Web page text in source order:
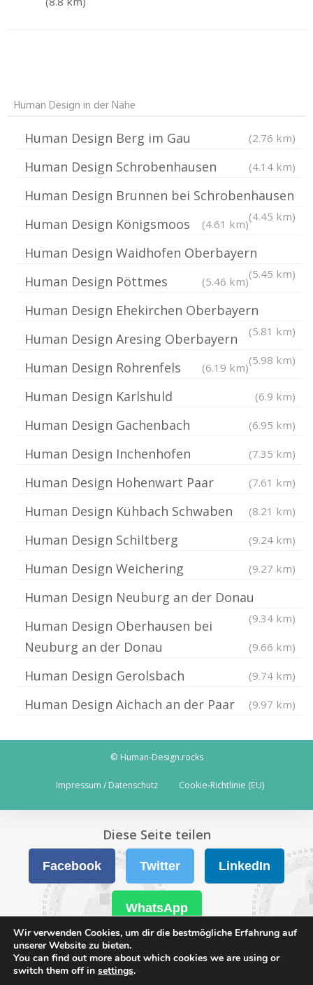
Human Design in der Nähe
Human Design Berg im Gau (2.76 km)
Human Design Schrobenhausen (4.14 km)
Human Design Brunnen bei Schrobenhausen
(4.45 km)
Human Design Königsmoos (4.61 km)
Human Design Waidhofen Oberbayern
(5.45 km)
Human Design Pöttmes (5.46 km)
Human Design Ehekirchen Oberbayern
(5.81 km)
Human Design Aresing Oberbayern
(5.98 km)
Human Design Rohrenfels (6.19 km)
Human Design Karlshuld (6.9 km)
Human Design Gachenbach (6.95 km)
Human Design Inchenhofen (7.35 km)
Human Design Hohenwart Paar (7.61 km)
Human Design Kühbach Schwaben (8.21 km)
Human Design Schiltberg (9.24 km)
Human Design Weichering (9.27 km)
Human Design Neuburg an der Donau
(9.34 km)
Human Design Oberhausen bei
Neuburg an der Donau
(9.66 km)
Human Design Gerolsbach (9.74 km)
Human Design Aichach an der Paar (9.97 km)
© Human-Design.rocks
Impressum / Datenschutz Cookie-Richtlinie (EU)
Wir verwenden Cookies, um dir die bestmögliche Erfahrung auf
unserer Website zu bieten.
You can find out more about which cookies we are using or
switch them off in settings.
Diese Seite teilen
Facebook Twitter LinkedIn
WhatsApp